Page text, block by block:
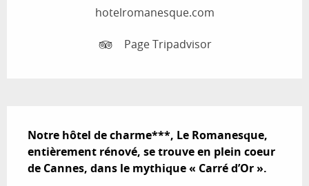
hotelromanesque.com
Page Tripadvisor
Notre hôtel de charme***, Le Romanesque,
entièrement rénové, se trouve en plein coeur
de Cannes, dans le mythique « Carré d’Or ».